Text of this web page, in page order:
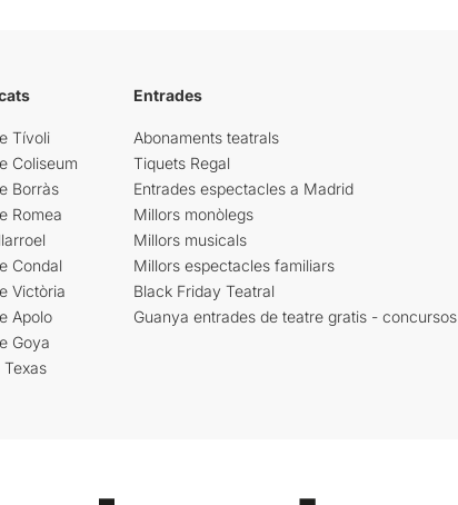
Tívoli
Coliseum
Borràs
Romea
Condal
Victòria
Apolo
Goya
Texas
Entrades
Abonaments teatrals
Tiquets Regal
Entrades espectacles a Madrid
Millors monòlegs
Millors musicals
Millors espectacles familiars
Black Friday Teatral
Guanya entrades de teatre gratis - concursos